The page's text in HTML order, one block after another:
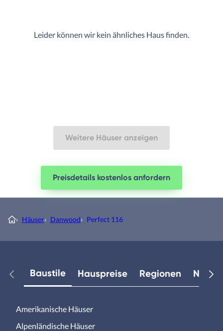
Leider können wir kein ähnliches Haus finden.
Weitere Häuser anzeigen
Preisdetails kostenlos anfordern
› Häuser› Danwood› Perfect 116
Baustile Hauspreise Regionen
Amerikanische Häuser
Alpenländische Häuser